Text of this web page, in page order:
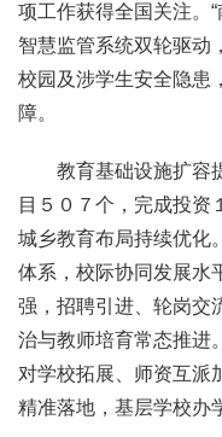
项工作获得全国关注。
智慧监管系统双轮驱动
校园及涉学生安全隐患
障。
教育基础设施扩容
目５０７个，完成投资
城乡教育布局持续优化
体系，校际协同发展水
强，招聘引进、轮岗交
治与教师培育常态推进
对学校拓展、师资互派
精准落地，基层学校办